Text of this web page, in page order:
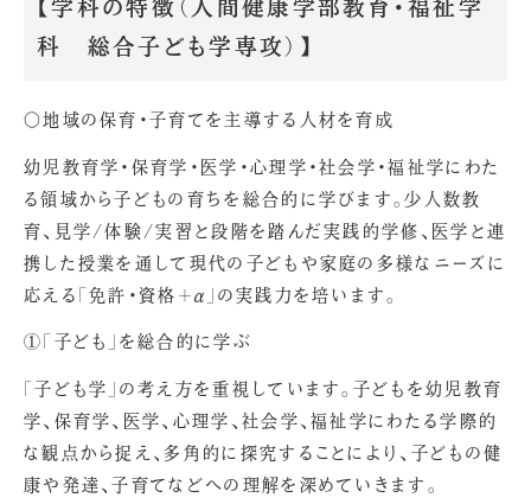
【学科の特徴（人間健康学部教育・福祉学
科 総合子ども学専攻）】
〇地域の保育・子育てを主導する人材を育成
幼児教育学・保育学・医学・心理学・社会学・福祉学にわた
る領域から子どもの育ちを総合的に学びます。少人数教
育、見学/体験/実習と段階を踏んだ実践的学修、医学と連
携した授業を通して現代の子どもや家庭の多様なニーズに
応える「免許・資格＋α」の実践力を培います。
①「子ども」を総合的に学ぶ
「子ども学」の考え方を重視しています。子どもを幼児教育
学、保育学、医学、心理学、社会学、福祉学にわたる学際的
な観点から捉え、多角的に探究することにより、子どもの健
康や発達、子育てなどへの理解を深めていきます。